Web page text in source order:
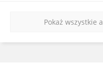
Pokaż wszystkie